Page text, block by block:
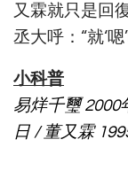
又霖就只是回
丞大呼：“就‘
小科普
易烊千璽 2000
日 / 董又霖